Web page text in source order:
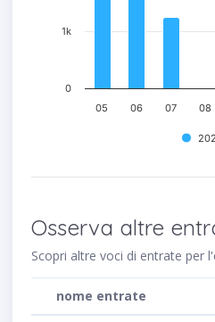
05 06 07 08
0
1k
Osserva altre
Scopri altre voci di entrate per
nome entrate